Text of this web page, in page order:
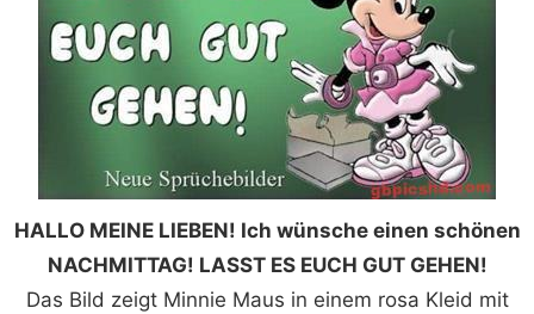
HALLO MEINE LIEBEN! Ich wünsche einen schönen
NACHMITTAG! LASST ES EUCH GUT GEHEN!
Das Bild zeigt Minnie Maus in einem rosa Kleid mit